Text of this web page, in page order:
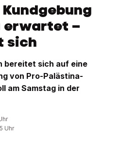
erwartet –
sich
bereitet sich auf eine
von Pro-Palästina-
am Samstag in der
Uhr